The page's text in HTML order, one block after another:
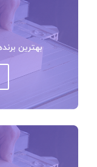
بهترین